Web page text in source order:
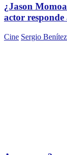
¿Jason
actor responde
Cine Sergio